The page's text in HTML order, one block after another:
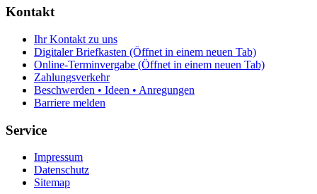
Kontakt
Ihr Kontakt zu uns
Digitaler Briefkasten (Öffnet in einem neuen Tab)
Online-Terminvergabe (Öffnet in einem neuen Tab)
Zahlungsverkehr
Beschwerden • Ideen • Anregungen
Barriere melden
Service
Impressum
Datenschutz
Sitemap